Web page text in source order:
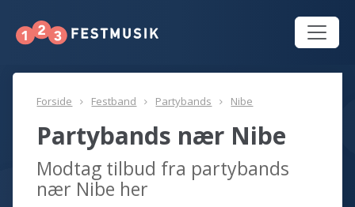
Forside Festband Partybands Nibe
Partybands nær Nibe
Modtag tilbud fra partybands
nær Nibe her